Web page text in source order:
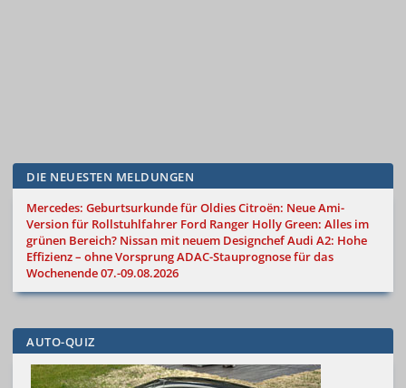
DIE NEUESTEN MELDUNGEN
Mercedes: Geburtsurkunde für OldiesCitroën: Neue Ami-
Version für Rollstuhlfahrer Ford Ranger Holly Green: Alles im
grünen Bereich? Nissan mit neuem DesignchefAudi A2: Hohe
Effizienz – ohne VorsprungADAC-Stauprognose für das
Wochenende 07.-09.08.2026
AUTO-QUIZ